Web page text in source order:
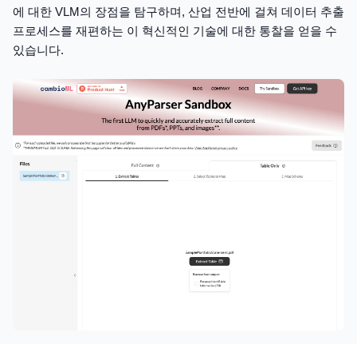
에 대한 VLM의 장점을 탐구하며, 산업 전반에 걸쳐 데이터 추출
프로세스를 재편하는 이 혁신적인 기술에 대한 통찰을 얻을 수
있습니다.